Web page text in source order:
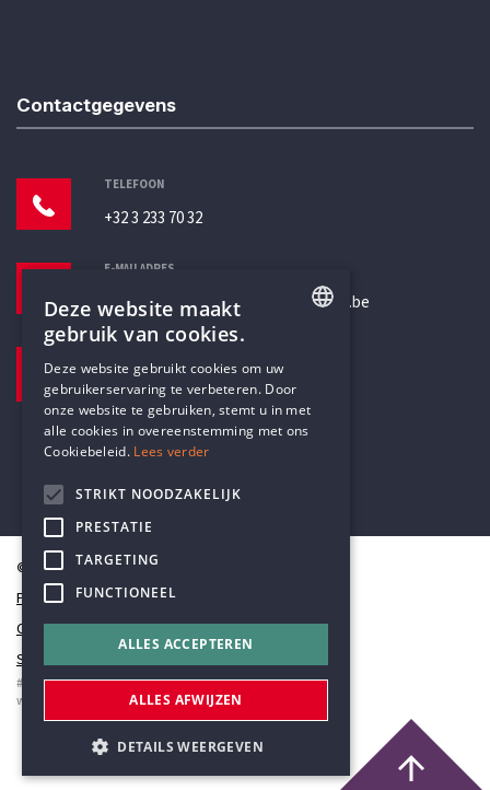
Contactgegevens
TELEFOON
+32 3 233 70 32
E-MAILADRES
secretariaat@humanistischverbond.be
Pottenbrug 4
Antwerpen, 2000
© Humanistisch Verbond 2026
Privacy
Cookiestatement
Sitemap
#codedwithlove byCodelines
webapplicaties
mobiele apps&maatwerk websites
DUTCH
Deze website maakt
gebruik van cookies.
Deze website gebruikt cookies om uw
gebruikerservaring te verbeteren. Door
onze website te gebruiken, stemt u in met
alle cookies in overeenstemming met ons
Cookiebeleid. Lees verder
STRIKT NOODZAKELIJK
PRESTATIE
TARGETING
FUNCTIONEEL
ALLES ACCEPTEREN
ALLES AFWIJZEN
DETAILS WEERGEVEN